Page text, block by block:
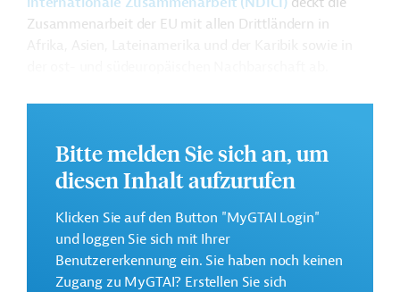
Zusammenarbeit der EU mit allen Drittländern in
Ziele des Jahresaktionsprogramms (Annual Action
des sozialen Schutzes sowie die Stabilisierung des
zivilgesellschaftlichen und demokratischen Rahmens in
Venezuela. Geplant ist u.a. die Rechte der Bürger zu
Weiteren ist der Ausbau inklusiver öffentlicher
Dienstleistungen in unterversorgten Gemeinden
vorgesehen.
Bitte melden Sie sich an, um
diesen Inhalt aufzurufen
Klicken Sie auf den Button "MyGTAI Login"
und loggen Sie sich mit Ihrer
Benutzererkennung ein. Sie haben noch keinen
Zugang zu MyGTAI? Erstellen Sie sich